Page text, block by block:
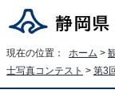
現在の位置： ホーム >
士写真コンテスト > 第3